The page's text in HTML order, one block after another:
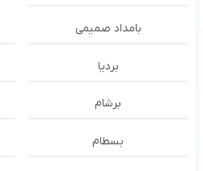
بامداد صمیمی
بردیا
برشام
بسطام